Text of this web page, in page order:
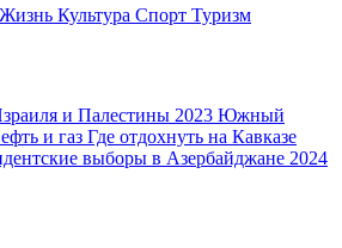
Жизнь Культура Спорт Туризм
и Палестины 2023 Южный
и газ Где отдохнуть на Кавказе
выборы в Азербайджане 2024